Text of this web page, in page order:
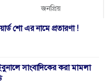
জনপ্রিয়
শো এর নামে প্রতারণা !
সাংবাদিকের করা মামলা